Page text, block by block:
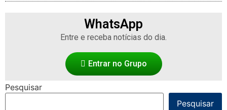
WhatsApp
Entre e receba notícias do dia.
Entrar no Grupo
Pesquisar
Pesquisar